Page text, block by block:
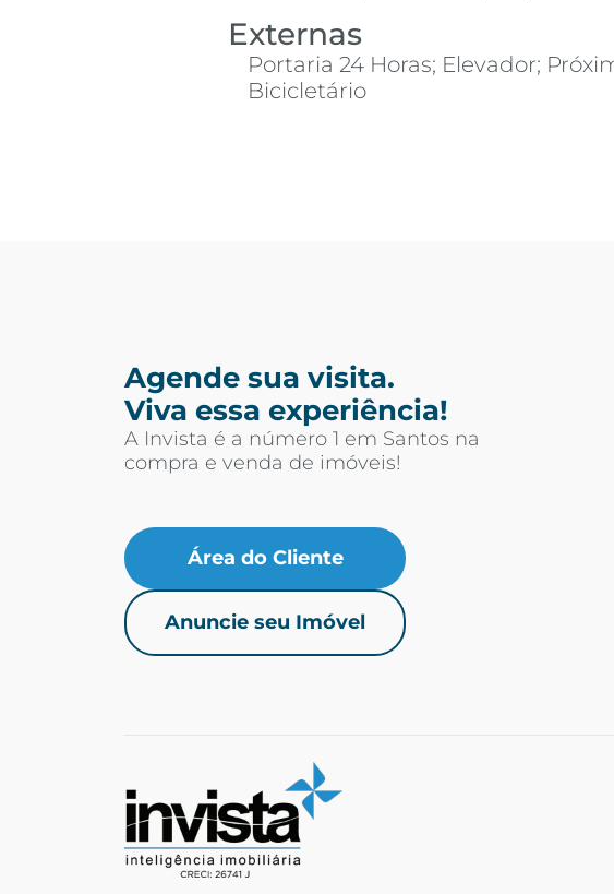
Externas
Portaria 24 Horas; Elevador;
Bicicletário
Agende sua visita.
Viva essa experiência!
A Invista é a número 1 em Santos na
compra e venda de imóveis!
Área do Cliente
Anuncie seu Imóvel